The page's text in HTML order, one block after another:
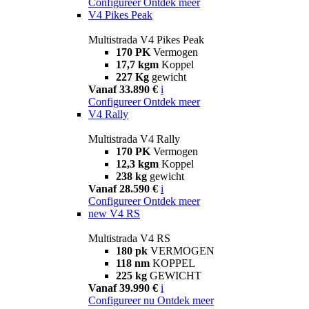
V4 Pikes Peak
Multistrada V4 Pikes Peak
170 PK Vermogen
17,7 kgm Koppel
227 Kg gewicht
Vanaf 33.890 € i
Configureer Ontdek meer
V4 Rally
Multistrada V4 Rally
170 PK Vermogen
12,3 kgm Koppel
238 kg gewicht
Vanaf 28.590 € i
Configureer Ontdek meer
new V4 RS
Multistrada V4 RS
180 pk VERMOGEN
118 nm KOPPEL
225 kg GEWICHT
Vanaf 39.990 € i
Configureer nu Ontdek meer